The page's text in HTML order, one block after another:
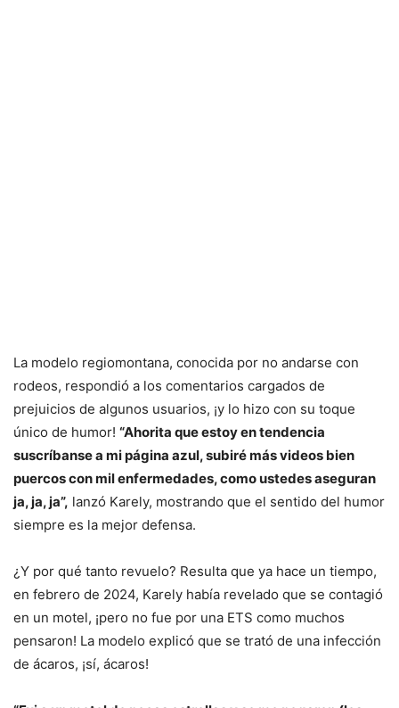
La modelo regiomontana, conocida por no andarse con
rodeos, respondió a los comentarios cargados de
prejuicios de algunos usuarios, ¡y lo hizo con su toque
único de humor! “Ahorita que estoy en tendencia
suscríbanse a mi página azul, subiré más videos bien
puercos con mil enfermedades, como ustedes aseguran
ja, ja, ja”, lanzó Karely, mostrando que el sentido del humor
siempre es la mejor defensa.
¿Y por qué tanto revuelo? Resulta que ya hace un tiempo,
en febrero de 2024, Karely había revelado que se contagió
en un motel, ¡pero no fue por una ETS como muchos
pensaron! La modelo explicó que se trató de una infección
de ácaros, ¡sí, ácaros!